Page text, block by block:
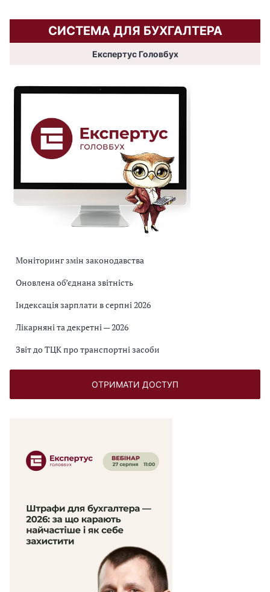
СИСТЕМА ДЛЯ БУХГАЛТЕРА
Експертус Головбух
Моніторинг змін законодавства
Оновлена об’єднана звітність
Індексація зарплати в серпні 2026
Лікарняні та декретні — 2026
Звіт до ТЦК про транспортні засоби
ОТРИМАТИ ДОСТУП